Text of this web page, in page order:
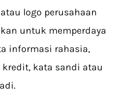
logo perusahaan
untuk memperdaya
informasi rahasia,
kata sandi atau